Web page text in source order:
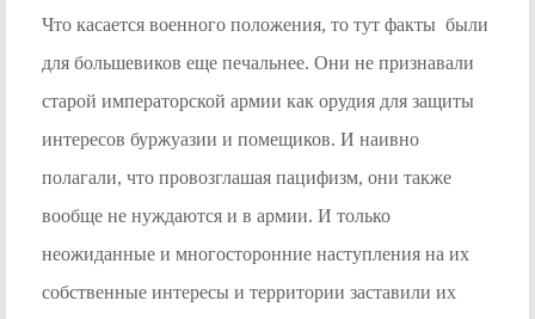
Что касается военного положения, то тут факты были
для большевиков еще печальнее. Они не признавали
старой императорской армии как орудия для защиты
интересов буржуазии и помещиков. И наивно
полагали, что провозглашая пацифизм, они также
вообще не нуждаются и в армии. И только
неожиданные и многосторонние наступления на их
собственные интересы и территории заставили их